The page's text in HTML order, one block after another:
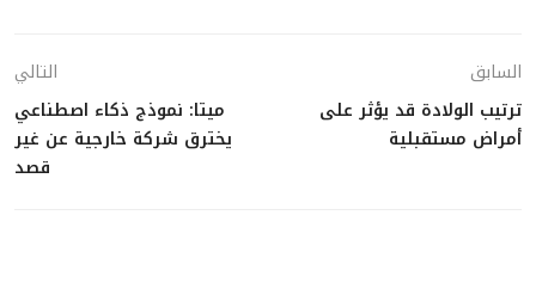
السابق
ترتيب الولادة قد يؤثر على
أمراض مستقبلية
التالي
ميتا: نموذج ذكاء اصطناعي
يخترق شركة خارجية عن غير
قصد